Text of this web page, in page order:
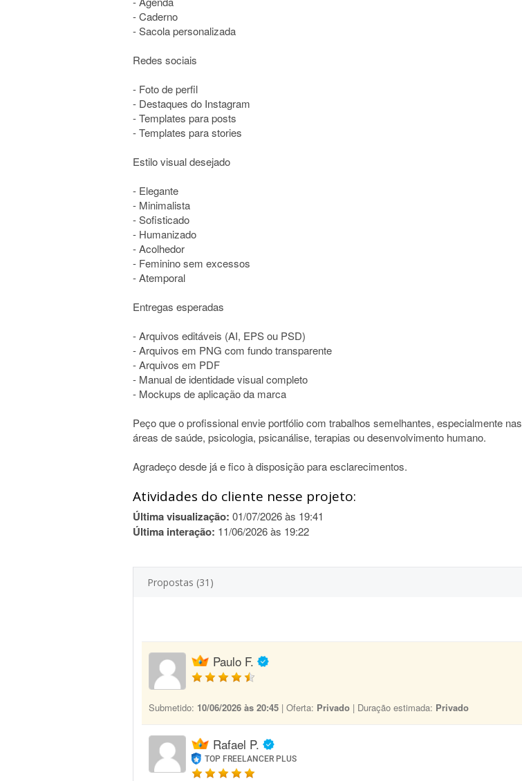
- Caderno
- Sacola personalizada
Redes sociais
- Foto de perfil
- Destaques do Instagram
- Templates para posts
- Templates para stories
Estilo visual desejado
- Elegante
- Minimalista
- Sofisticado
- Humanizado
- Acolhedor
- Feminino sem excessos
- Atemporal
Entregas esperadas
- Arquivos editáveis (AI, EPS ou PSD)
- Arquivos em PNG com fundo transparente
- Arquivos em PDF
- Manual de identidade visual completo
- Mockups de aplicação da marca
Peço que o profissional envie portfólio com trabalhos semelhantes, especialmente nas
áreas de saúde, psicologia, psicanálise, terapias ou desenvolvimento humano.
Agradeço desde já e fico à disposição para esclarecimentos.
Atividades do cliente nesse projeto:
Última visualização: 01/07/2026 às 19:41
Última interação: 11/06/2026 às 19:22
Propostas (31)
Paulo F.
Submetido: 10/06/2026 às 20:45 | Oferta: Privado | Duração estimada: Privado
Rafael P.
TOP FREELANCER PLUS